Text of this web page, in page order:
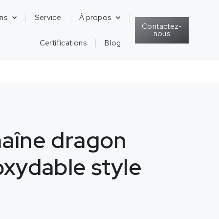
Service À propos
Certifications Blog
Contactez-
nous
dragon
style